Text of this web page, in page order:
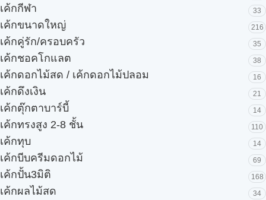
เค้กกีฬา 33
เค้กขนาดใหญ่ 216
เค้กคู่รัก/ครอบครัว 35
เค้กชอคโกแลต 38
เค้กดอกไม้สด / เค้กดอกไม้ปลอม 16
เค้กดึงเงิน 21
เค้กตุ๊กตาบาร์บี้ 14
เค้กทรงสูง 2-8 ชั้น 110
เค้กทุบ 14
เค้กบีบครีมดอกไม้ 69
เค้กปั้น3มิติ 168
เค้กผลไม้สด 34